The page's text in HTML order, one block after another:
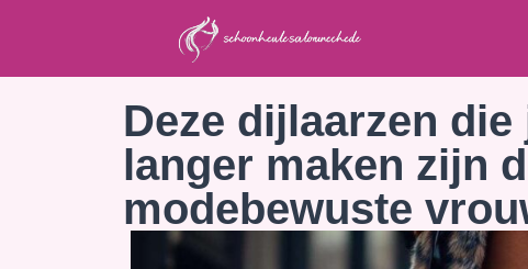
Deze dijlaarzen
langer maken zijn
modebewuste